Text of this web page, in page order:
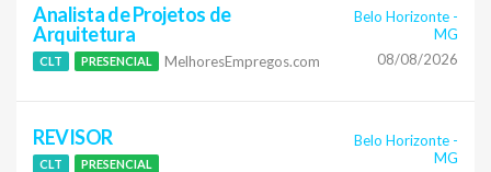
Analista de Projetos de
Arquitetura
CLT PRESENCIAL MelhoresEmpregos.com
Belo Horizonte -
MG
08/08/2026
REVISOR
CLT PRESENCIAL
Belo Horizonte -
MG